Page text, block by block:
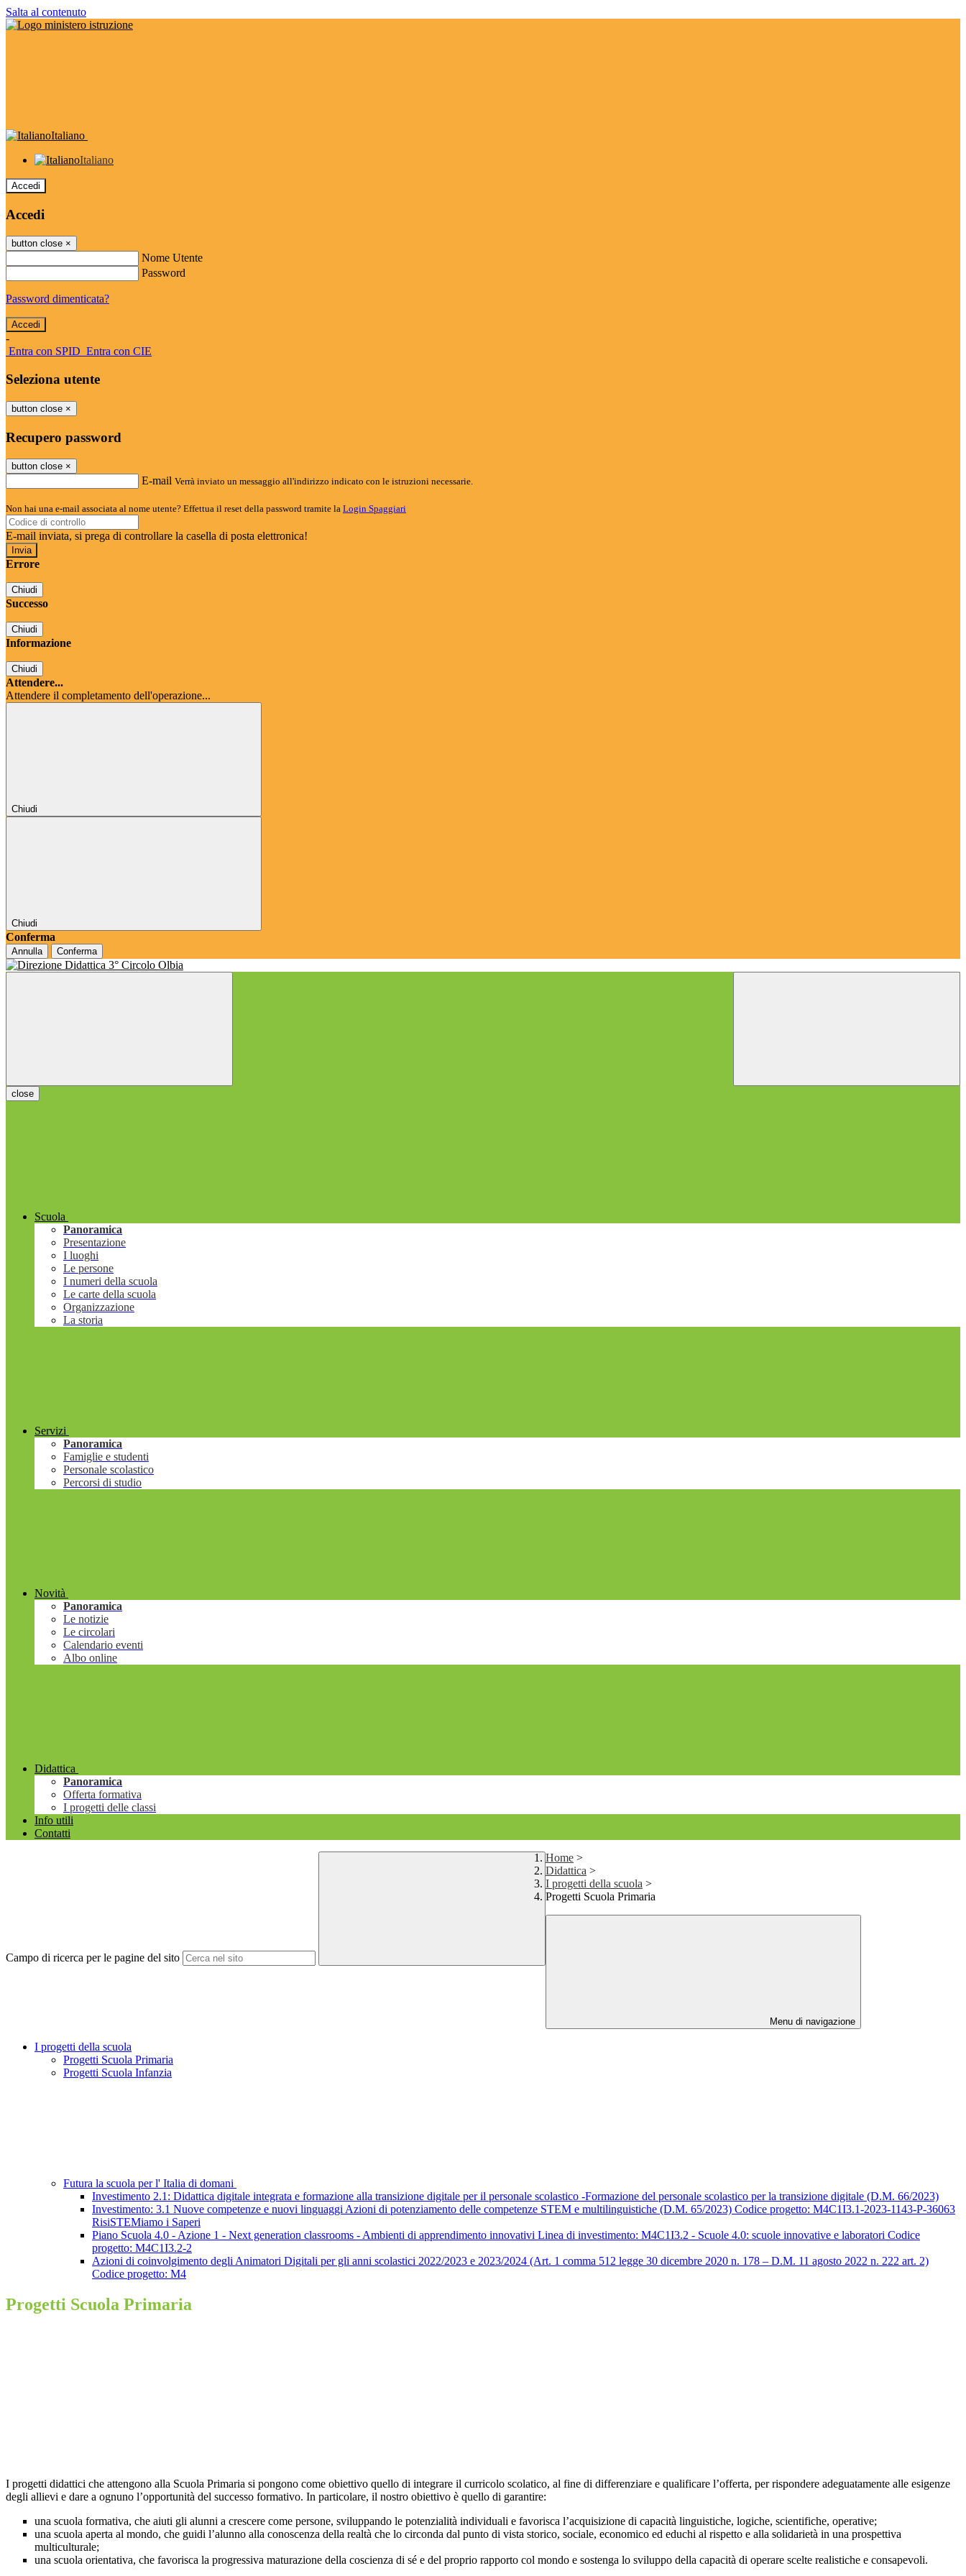
Salta al contenuto
Italiano
Italiano
Accedi
Accedi
button close ×
Nome Utente
Password
Password dimenticata?
-
Entra con SPID Entra con CIE
Seleziona utente
button close ×
Recupero password
button close ×
E-mail Verrà inviato un messaggio all'indirizzo indicato con le istruzioni necessarie.
Non hai una e-mail associata al nome utente? Effettua il reset della password tramite la Login Spaggiari
E-mail inviata, si prega di controllare la casella di posta elettronica!
Errore
Chiudi
Successo
Chiudi
Informazione
Chiudi
Attendere...
Attendere il completamento dell'operazione...
Chiudi
Chiudi
Conferma
Annulla Conferma
close
Scuola
Panoramica
Presentazione
I luoghi
Le persone
I numeri della scuola
Le carte della scuola
Organizzazione
La storia
Servizi
Panoramica
Famiglie e studenti
Personale scolastico
Percorsi di studio
Novità
Panoramica
Le notizie
Le circolari
Calendario eventi
Albo online
Didattica
Panoramica
Offerta formativa
I progetti delle classi
Info utili
Contatti
Campo di ricerca per le pagine del sito
Home >
Didattica >
I progetti della scuola >
Progetti Scuola Primaria
Menu di navigazione
I progetti della scuola
Progetti Scuola Primaria
Progetti Scuola Infanzia
Futura la scuola per l' Italia di domani
Investimento 2.1: Didattica digitale integrata e formazione alla transizione digitale per il personale scolastico -Formazione del personale scolastico per la transizione digitale (D.M. 66/2023)
Investimento: 3.1 Nuove competenze e nuovi linguaggi Azioni di potenziamento delle competenze STEM e multilinguistiche (D.M. 65/2023) Codice progetto: M4C1I3.1-2023-1143-P-36063
RisiSTEMiamo i Saperi
Piano Scuola 4.0 - Azione 1 - Next generation classrooms - Ambienti di apprendimento innovativi Linea di investimento: M4C1I3.2 - Scuole 4.0: scuole innovative e laboratori Codice
progetto: M4C1I3.2-2
Azioni di coinvolgimento degli Animatori Digitali per gli anni scolastici 2022/2023 e 2023/2024 (Art. 1 comma 512 legge 30 dicembre 2020 n. 178 – D.M. 11 agosto 2022 n. 222 art. 2)
Codice progetto: M4
Progetti Scuola Primaria
I progetti didattici che attengono alla Scuola Primaria si pongono come obiettivo quello di integrare il curricolo scolatico, al fine di differenziare e qualificare l’offerta, per rispondere adeguatamente alle esigenze
degli allievi e dare a ognuno l’opportunità del successo formativo. In particolare, il nostro obiettivo è quello di garantire:
una scuola formativa, che aiuti gli alunni a crescere come persone, sviluppando le potenzialità individuali e favorisca l’acquisizione di capacità linguistiche, logiche, scientifiche, operative;
una scuola aperta al mondo, che guidi l’alunno alla conoscenza della realtà che lo circonda dal punto di vista storico, sociale, economico ed educhi al rispetto e alla solidarietà in una prospettiva
multiculturale;
una scuola orientativa, che favorisca la progressiva maturazione della coscienza di sé e del proprio rapporto col mondo e sostenga lo sviluppo della capacità di operare scelte realistiche e consapevoli.